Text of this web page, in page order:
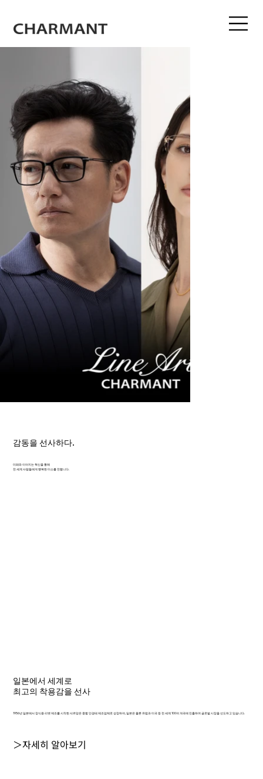
감동을 선사하다.
미래와 이어지는 혁신을 통해
전 세계 사람들에게 행복한 미소를 전합니다.
일본에서 세계로
최고의 착용감을 선사
1956년 일본에서 장식용 리벳 제조를 시작한 샤르망은 종합 안경테 제조업체로 성장하여, 일본은 물론 유럽과 미국 등 전 세계 100여 개국에 진출하며 글로벌 시장을 선도하고 있습니다.
＞자세히 알아보기